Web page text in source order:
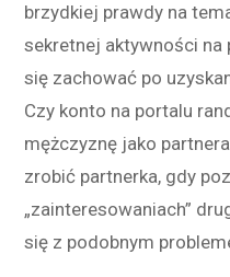
brzydkiej prawdy na
sekretnej aktywności na
się zachować po
Czy konto na portalu
mężczyznę jako
zrobić partnerka, gdy
„zainteresowaniach”
się z podobnym